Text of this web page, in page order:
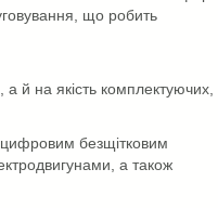
що робить
й на якість комплектуючих,
безщітковим
а також